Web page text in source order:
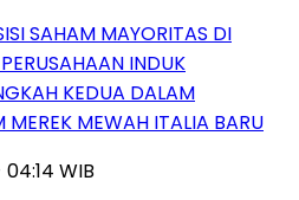
SAHAM MAYORITAS DI
INDUK
KEDUA DALAM
MEWAH ITALIA BARU
WIB